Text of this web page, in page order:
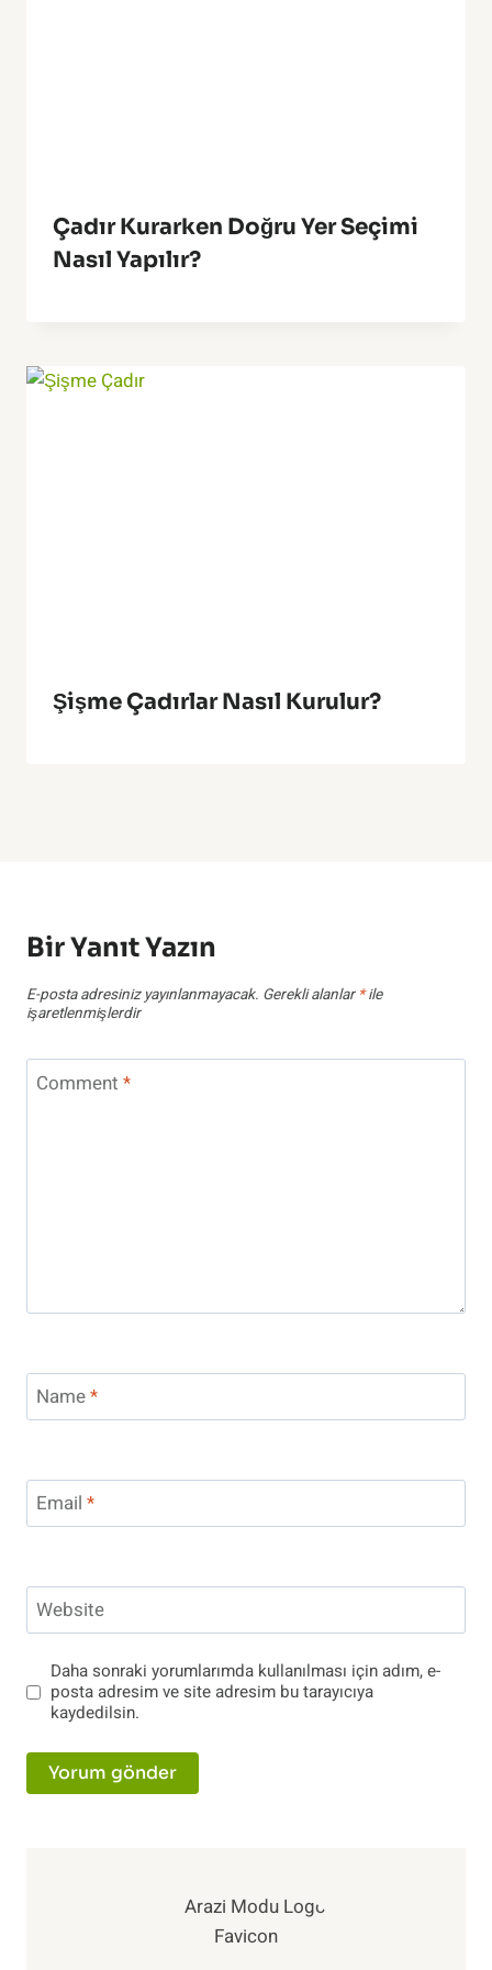
Çadır Kurarken Doğru Yer Seçimi
Nasıl Yapılır?
Şişme Çadırlar Nasıl Kurulur?
Bir Yanıt Yazın
E-posta adresiniz yayınlanmayacak. Gerekli alanlar *ile
işaretlenmişlerdir
Comment *
Name*
Email *
Website
Daha sonraki yorumlarımda kullanılması için adım, e-
posta adresim ve site adresim bu tarayıcıya
kaydedilsin.